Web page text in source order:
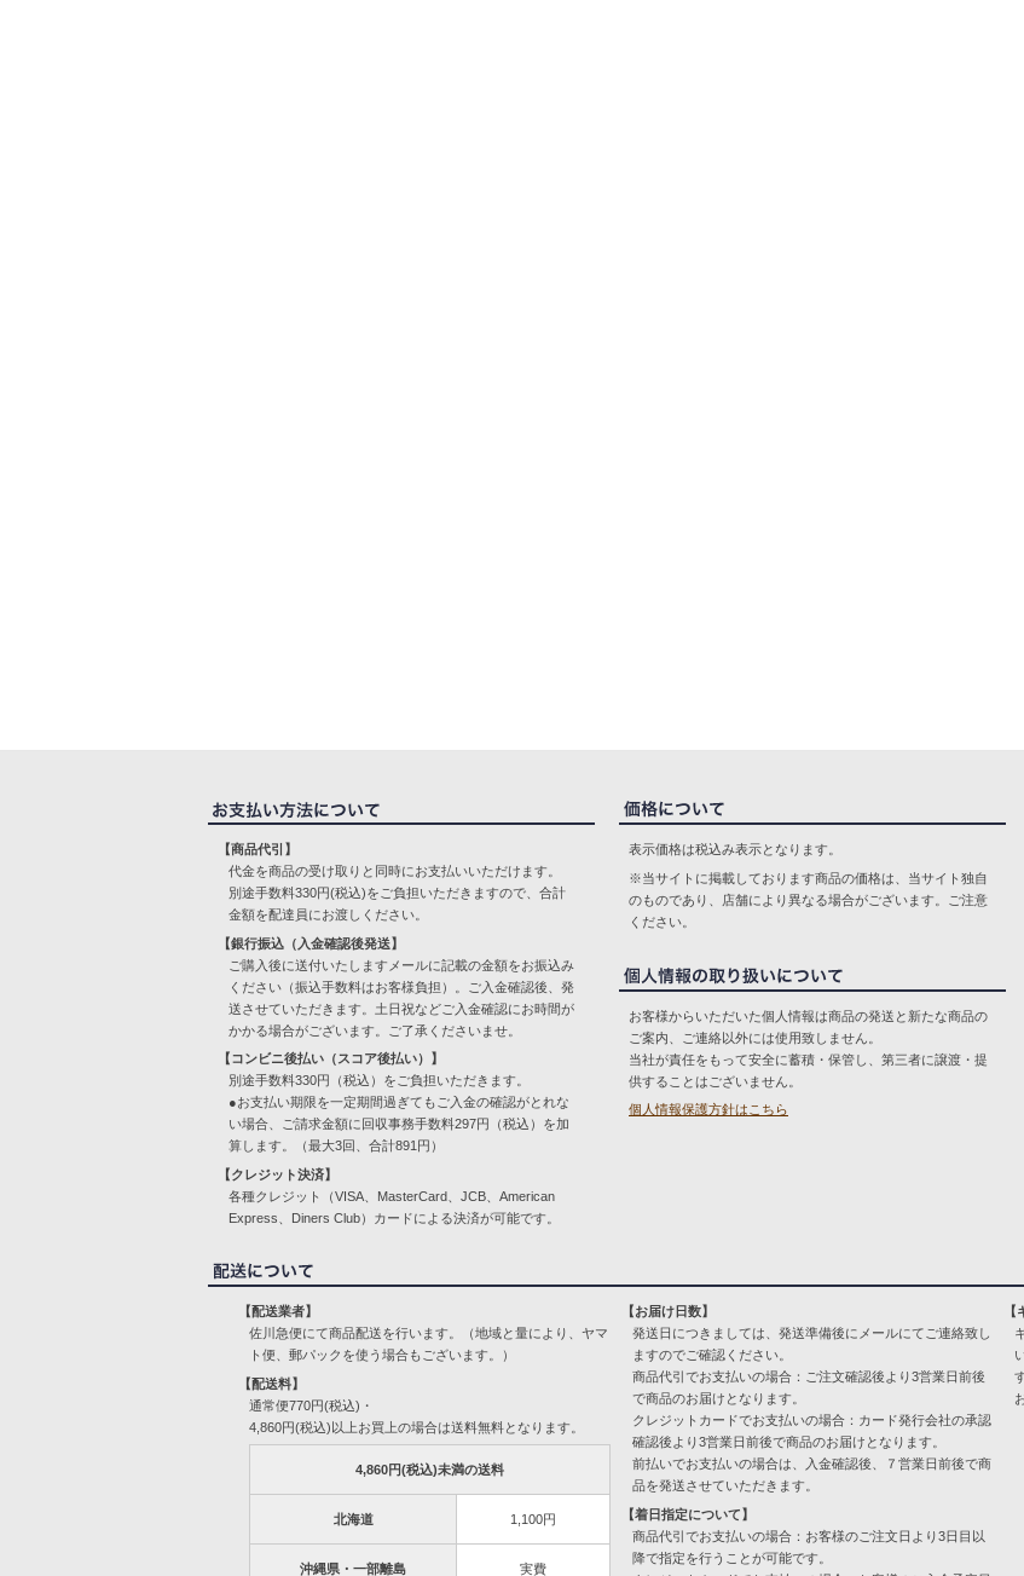
【商品代引】
代金を商品の受け取りと同時にお支払いいただけます。
別途手数料330円(税込)をご負担いただきますので、合計
金額を配達員にお渡しください。
【銀行振込（入金確認後発送】
ご購入後に送付いたしますメールに記載の金額をお振込み
ください（振込手数料はお客様負担）。ご入金確認後、発
送させていただきます。土日祝などご入金確認にお時間が
かかる場合がございます。ご了承くださいませ。
【コンビニ後払い（スコア後払い）】
別途手数料330円（税込）をご負担いただきます。
●お支払い期限を一定期間過ぎてもご入金の確認がとれな
い場合、ご請求金額に回収事務手数料297円（税込）を加
算します。（最大3回、合計891円）
【クレジット決済】
各種クレジット（VISA、MasterCard、JCB、American
Express、Diners Club）カードによる決済が可能です。
表示価格は税込み表示となります。
※当サイトに掲載しております商品の価格は、当サイト独自
のものであり、店舗により異なる場合がございます。ご注意
ください。
お客様からいただいた個人情報は商品の発送と新たな商品の
ご案内、ご連絡以外には使用致しません。
当社が責任をもって安全に蓄積・保管し、第三者に譲渡・提
供することはございません。
個人情報保護方針はこちら
【配送業者】
佐川急便にて商品配送を行います。（地域と量により、ヤマ
ト便、郵パックを使う場合もございます。）
【配送料】
通常便770円(税込)・
4,860円(税込)以上お買上の場合は送料無料となります。
4,860円(税込)未満の送料
北海道 1,100円
沖縄県・一部離島 実費
【お届け日数】
発送日につきましては、発送準備後にメールにてご連絡致し
ますのでご確認ください。
商品代引でお支払いの場合：ご注文確認後より3営業日前後
で商品のお届けとなります。
クレジットカードでお支払いの場合：カード発行会社の承認
確認後より3営業日前後で商品のお届けとなります。
前払いでお支払いの場合は、入金確認後、７営業日前後で商
品を発送させていただきます。
【着日指定について】
商品代引でお支払いの場合：お客様のご注文日より3日目以
降で指定を行うことが可能です。